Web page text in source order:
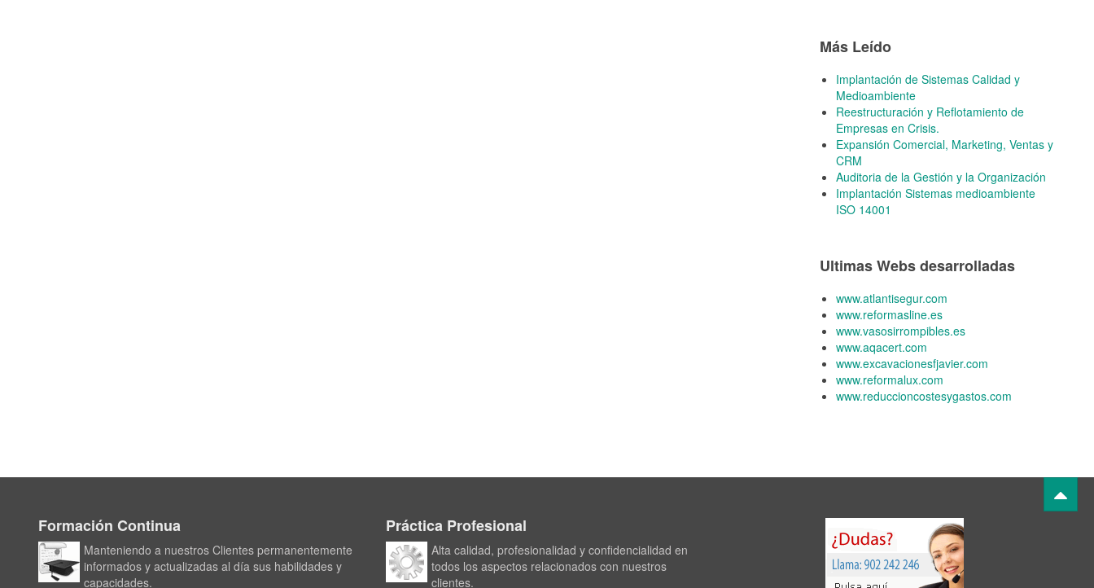
Más Leído
Implantación de Sistemas Calidad y
Medioambiente
Reestructuración y Reflotamiento de
Empresas en Crisis.
Expansión Comercial, Marketing, Ventas y
CRM
Auditoria de la Gestión y la Organización
Implantación Sistemas medioambiente
ISO 14001
Ultimas Webs desarrolladas
www.atlantisegur.com
www.reformasline.es
www.vasosirrompibles.es
www.aqacert.com
www.excavacionesfjavier.com
www.reformalux.com
www.reduccioncostesygastos.com
Formación Continua
Manteniendo a nuestros Clientes permanentemente
informados y actualizadas al día sus habilidades y
capacidades.
Práctica Profesional
Alta calidad, profesionalidad y confidencialidad en
todos los aspectos relacionados con nuestros
clientes.